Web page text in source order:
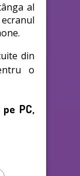
al
din
o
PC,